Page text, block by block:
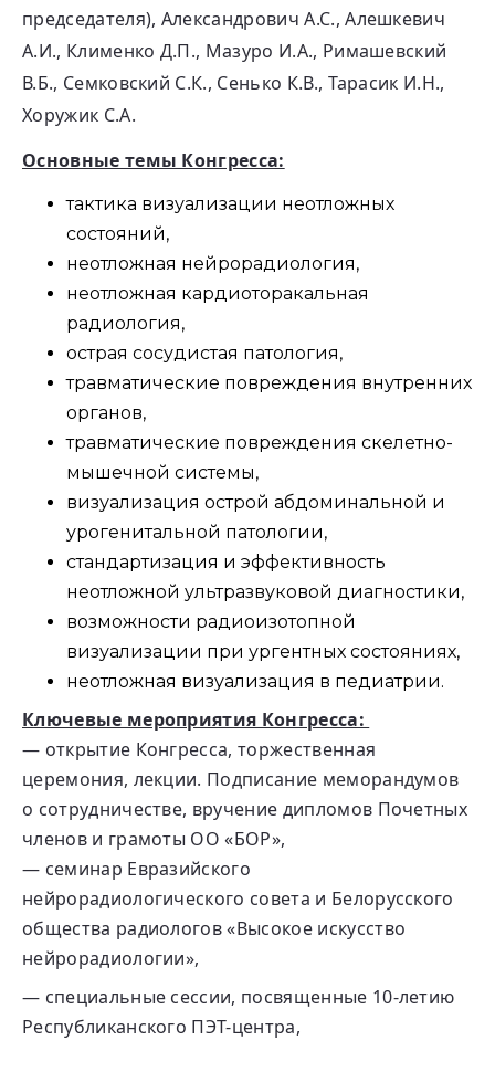
председателя), Александрович А.С., Алешкевич
А.И., Клименко Д.П., Мазуро И.А., Римашевский
В.Б., Семковский С.К., Сенько К.В., Тарасик И.Н.,
Хоружик С.А.
Основные темы Конгресса:
тактика визуализации неотложных
состояний,
неотложная нейрорадиология,
неотложная кардиоторакальная
радиология,
острая сосудистая патология,
травматические повреждения внутренних
органов,
травматические повреждения скелетно-
мышечной системы,
визуализация острой абдоминальной и
урогенитальной патологии,
стандартизация и эффективность
неотложной ультразвуковой диагностики,
возможности радиоизотопной
визуализации при ургентных состояниях,
неотложная визуализация в педиатрии.
Ключевые мероприятия Конгресса:
— открытие Конгресса, торжественная
церемония, лекции. Подписание меморандумов
о сотрудничестве, вручение дипломов Почетных
членов и грамоты ОО «БОР»,
— семинар Евразийского
нейрорадиологического совета и Белорусского
общества радиологов «Высокое искусство
нейрорадиологии»,
— специальные сессии, посвященные 10-летию
Республиканского ПЭТ-центра,